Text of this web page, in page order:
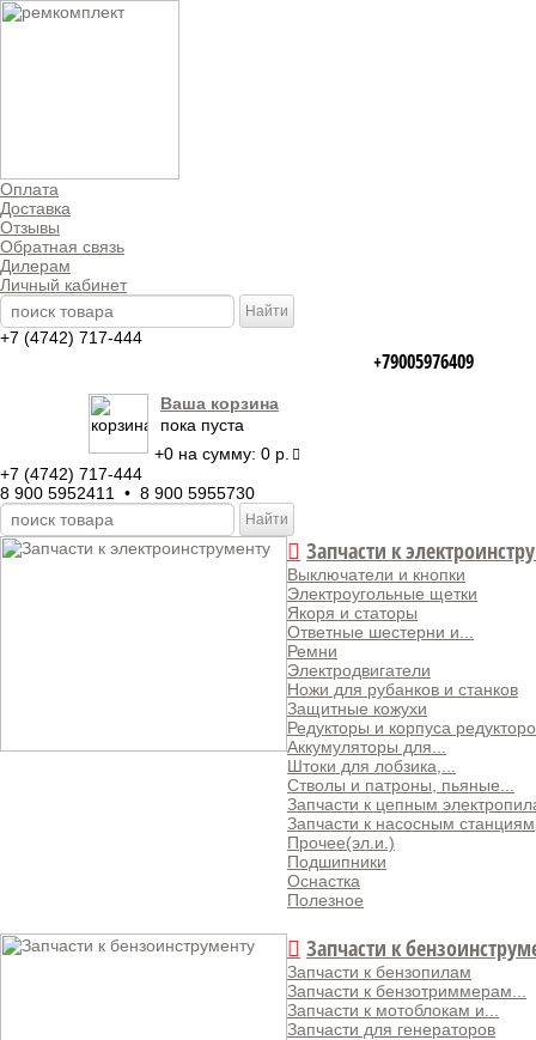
Оплата
Доставка
Отзывы
Обратная связь
Дилерам
Личный кабинет
+7 (4742) 717-444
+79005976409
Ваша корзина
пока пуста
+0 на сумму: 0 р.
+7 (4742) 717-444
8 900 5952411 • 8 900 5955730
Запчасти к
Выключатели и кнопки
Электроугольные щетки
Якоря и статоры
Ответные шестерни и...
Ремни
Электродвигатели
Ножи для рубанков и станков
Защитные кожухи
Редукторы и корпуса
Аккумуляторы для...
Штоки для лобзика,...
Стволы и патроны, пьяные...
Запчасти к цепным
Запчасти к насосным станциям
Прочее(эл.и.)
Подшипники
Оснастка
Полезное
Запчасти к
Запчасти к бензопилам
Запчасти к бензотриммерам...
Запчасти к мотоблокам и...
Запчасти для генераторов